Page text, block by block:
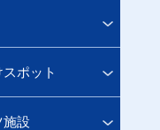
ポット
施設